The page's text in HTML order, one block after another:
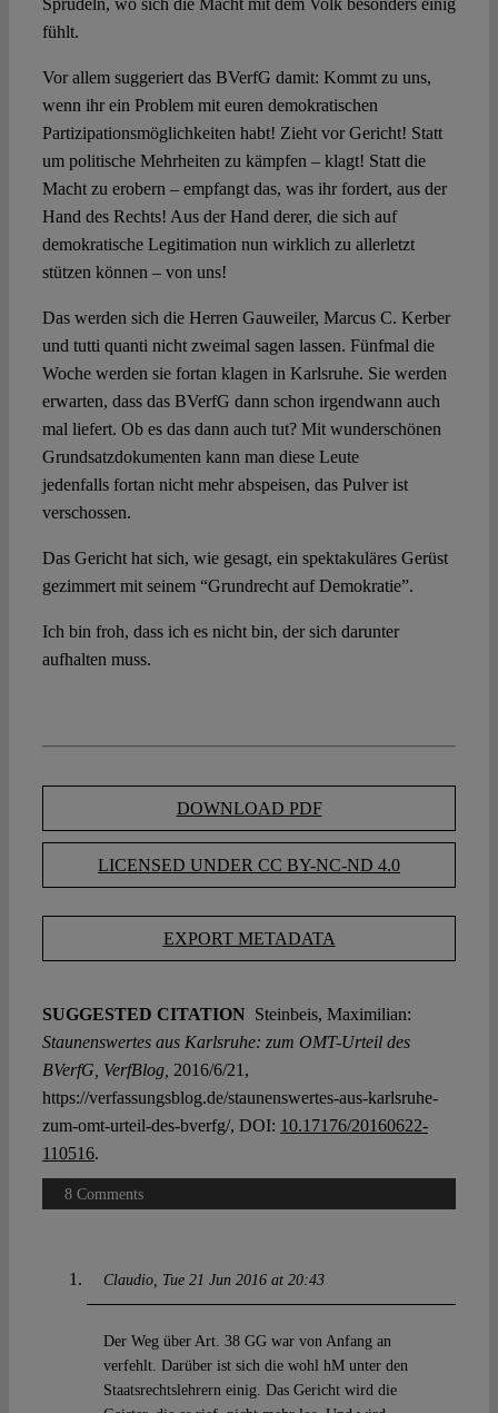
Sprudeln, wo sich die Macht mit dem Volk besonders einig
fühlt.
Vor allem suggeriert das BVerfG damit: Kommt zu uns,
wenn ihr ein Problem mit euren demokratischen
Partizipationsmöglichkeiten habt! Zieht vor Gericht! Statt
um politische Mehrheiten zu kämpfen – klagt! Statt die
Macht zu erobern – empfangt das, was ihr fordert, aus der
Hand des Rechts! Aus der Hand derer, die sich auf
demokratische Legitimation nun wirklich zu allerletzt
stützen können – von uns!
Das werden sich die Herren Gauweiler, Marcus C. Kerber
und tutti quanti nicht zweimal sagen lassen. Fünfmal die
Woche werden sie fortan klagen in Karlsruhe. Sie werden
erwarten, dass das BVerfG dann schon irgendwann auch
mal liefert. Ob es das dann auch tut? Mit wunderschönen
Grundsatzdokumenten kann man diese Leute
jedenfalls fortan nicht mehr abspeisen, das Pulver ist
verschossen.
Das Gericht hat sich, wie gesagt, ein spektakuläres Gerüst
gezimmert mit seinem “Grundrecht auf Demokratie”.
Ich bin froh, dass ich es nicht bin, der sich darunter
aufhalten muss.
DOWNLOAD PDF
LICENSED UNDER CC BY-NC-ND 4.0
EXPORT METADATA
SUGGESTED CITATION Steinbeis, Maximilian:
Staunenswertes aus Karlsruhe: zum OMT-Urteil des
BVerfG, VerfBlog, 2016/6/21,
https://verfassungsblog.de/staunenswertes-aus-karlsruhe-
zum-omt-urteil-des-bverfg/, DOI: 10.17176/20160622-
110516.
8 Comments
Claudio Tue 21 Jun 2016 at 20:43
Der Weg über Art. 38 GG war von Anfang an
verfehlt. Darüber ist sich die wohl hM unter den
Staatsrechtslehrern einig. Das Gericht wird die